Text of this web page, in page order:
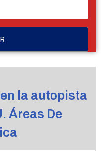
la autopista
Áreas De